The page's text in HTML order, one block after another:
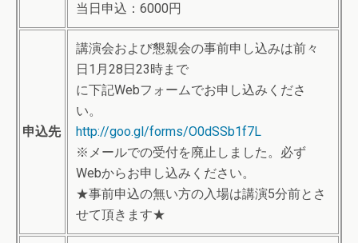
当日申込：6000円
申込先
講演会および懇親会の事前申し込みは前々
日1月28日23時まで
に下記Webフォームでお申し込みくださ
い。
http://goo.gl/forms/O0dSSb1f7L
※メールでの受付を廃止しました。必ず
Webからお申し込みください。
★事前申込の無い方の入場は講演5分前とさ
せて頂きます★